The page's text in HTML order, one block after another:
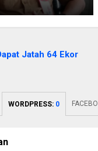
Jatah 64 Ekor
WORDPRESS: 0